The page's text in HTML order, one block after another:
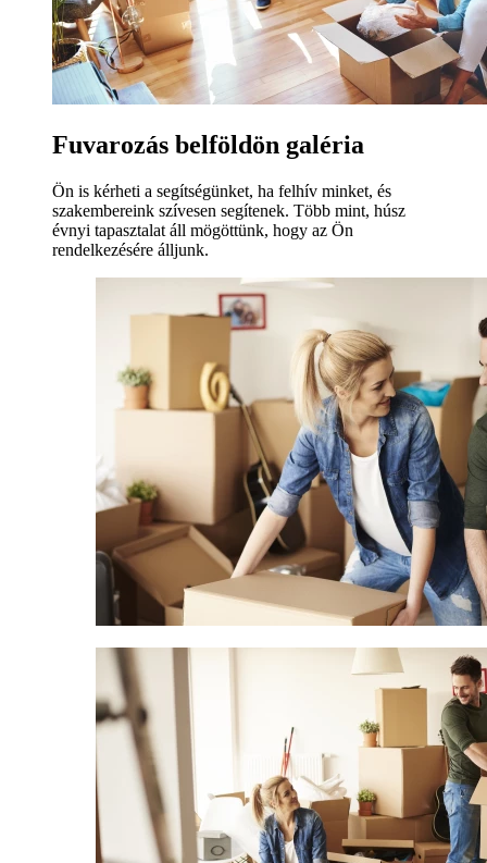
Fuvarozás belföldön galéria
Ön is kérheti a segítségünket, ha felhív minket, és
szakembereink szívesen segítenek. Több mint, húsz
évnyi tapasztalat áll mögöttünk, hogy az Ön
rendelkezésére álljunk.